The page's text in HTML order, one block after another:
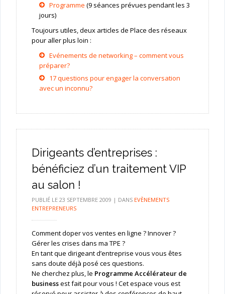
Programme (9 séances prévues pendant les 3
jours)
Toujours utiles, deux articles de Place des réseaux
pour aller plus loin :
Evénements de networking – comment vous
préparer?
17 questions pour engager la conversation
avec un inconnu?
Dirigeants d’entreprises :
bénéficiez d’un traitement VIP
au salon !
PUBLIÉ LE 23 SEPTEMBRE 2009 | DANS EVÈNEMENTS
ENTREPRENEURS
Comment doper vos ventes en ligne ? Innover ?
Gérer les crises dans ma TPE ?
En tant que dirigeant d’entreprise vous vous êtes
sans doute déjà posé ces questions.
Ne cherchez plus, le Programme Accélérateur de
businessest fait pour vous ! Cet espace vous est